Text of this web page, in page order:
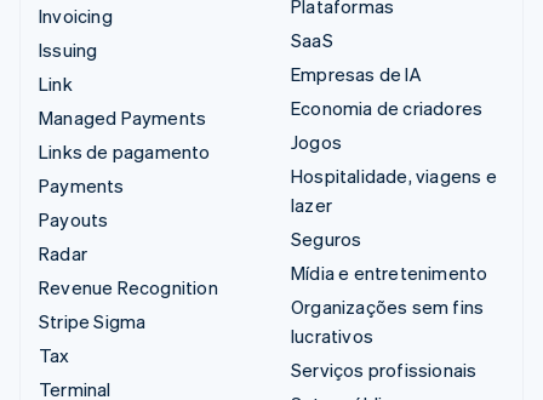
Invoicing
Issuing
Link
Managed Payments
Links de pagamento
Payments
Payouts
Radar
Revenue Recognition
Stripe Sigma
Tax
Terminal
Plataformas
SaaS
Empresas de IA
Economia de criadores
Jogos
Hospitalidade, viagens e
lazer
Seguros
Mídia e entretenimento
Organizações sem fins
lucrativos
Serviços profissionais